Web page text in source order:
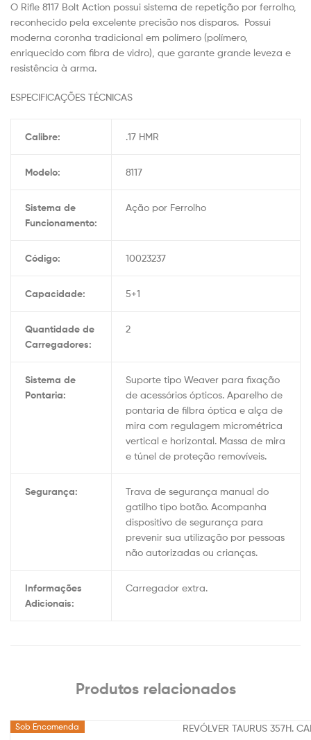
O Rifle 8117 Bolt Action possui sistema de repetição por ferrolho,
reconhecido pela excelente precisão nos disparos. Possui
moderna coronha tradicional em polímero (polímero,
enriquecido com fibra de vidro), que garante grande leveza e
resistência à arma.
ESPECIFICAÇÕES TÉCNICAS
Calibre: .17 HMR
Modelo: 8117
Sistema de
Funcionamento:
Ação por Ferrolho
Código: 10023237
Capacidade: 5+1
Quantidade de
Carregadores:
2
Sistema de
Pontaria:
Suporte tipo Weaver para fixação
de acessórios ópticos. Aparelho de
pontaria de filbra óptica e alça de
mira com regulagem micrométrica
vertical e horizontal. Massa de mira
e túnel de proteção removíveis.
Segurança:
Trava de segurança manual do
gatilho tipo botão. Acompanha
dispositivo de segurança para
prevenir sua utilização por pessoas
não autorizadas ou crianças.
Informações
Adicionais:
Carregador extra.
Produtos relacionados
Sob Encomenda